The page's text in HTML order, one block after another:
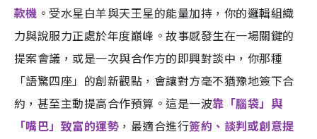
款機 。受水星白羊與天王星的能量加持，你的邏輯組織
力與說服力正處於年度巔峰。故事感發生在一場關鍵的
提案會議，或是一次與合作方的即興對談中，你那種
「語驚四座」的創新觀點，會讓對方毫不猶豫地簽下合
約，甚至主動提高合作預算。這是一波靠「腦袋」與
「嘴巴」致富的運勢 ，最適合進行簽約、談判或創意提